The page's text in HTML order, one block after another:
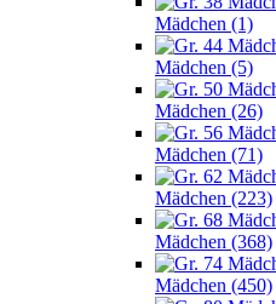
Mädchen (1)
Mädchen (5)
Mädchen (26)
Mädchen (71)
Mädchen (223)
Mädchen (368)
Mädchen (450)